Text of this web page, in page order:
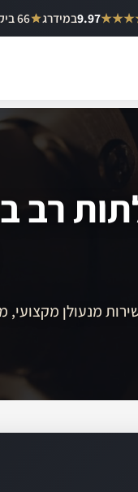
9.97במידרג 66 ביקורות בגוגל
רב
מנעולן מקצועי, מהיר